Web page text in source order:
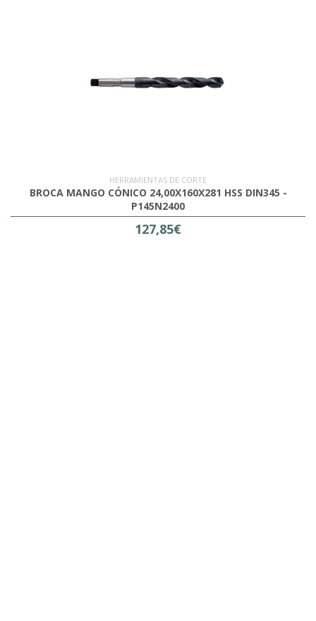
HERRAMIENTAS DE CORTE
BROCA MANGO CÓNICO 24,00X160X281 HSS DIN345 -
P145N2400
127,85€